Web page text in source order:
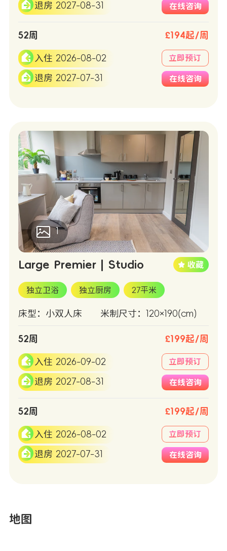
退房 2027-08-31 在线咨询
52周 £194起/周
入住 2026-08-02
退房 2027-07-31
立即预订
在线咨询
1
Large Premier | Studio
独立卫浴 独立厨房 27平米
床型：小双人床 米制尺寸：120×190(cm)
52周 £199起/周
入住 2026-09-02
退房 2027-08-31
立即预订
在线咨询
52周 £199起/周
入住 2026-08-02
退房 2027-07-31
立即预订
在线咨询
地图